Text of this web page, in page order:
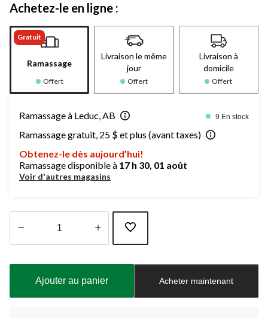
Achetez-le en ligne :
Gratuit
Ramassage
Offert
Livraison le même
jour
Offert
Livraison à
domicile
Offert
Ramassage à Leduc, AB 9 En stock
Ramassage gratuit, 25 $ et plus (avant taxes)
Obtenez-le dès aujourd’hui!
Ramassage disponible à 17 h 30, 01 août
Voir d'autres magasins
à
Ajouter au panier Acheter maintenant